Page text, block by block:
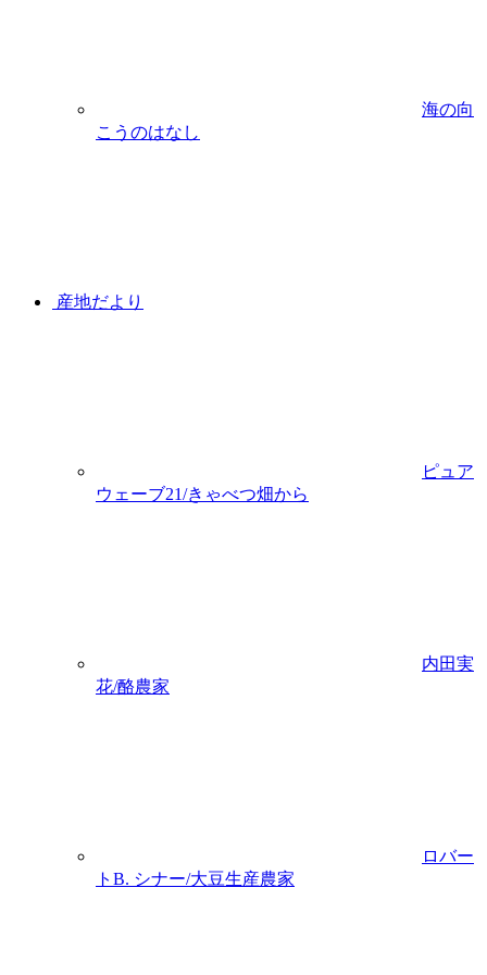
海の向
こうのはなし
産地だより
ピュア
ウェーブ21/きゃべつ畑から
内田実
花/酪農家
ロバー
トB. シナー/大豆生産農家